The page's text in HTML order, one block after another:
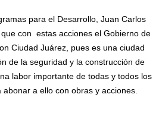
para el Desarrollo, Juan Carlos
con estas acciones el Gobierno de
Ciudad Juárez, pues es una ciudad
de la seguridad y la construcción de
labor importante de todas y todos los
a ello con obras y acciones.